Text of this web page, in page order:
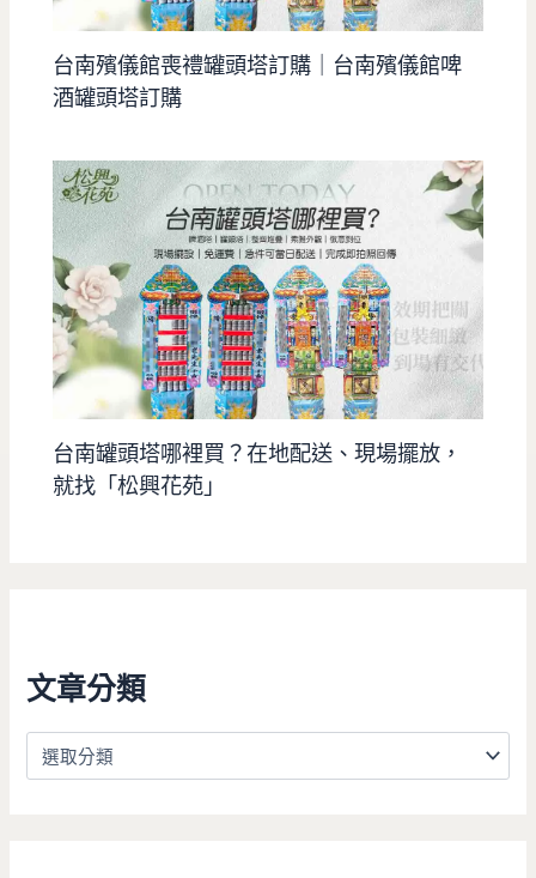
文章分類
台南殯儀館喪禮罐頭塔訂購｜台南殯儀館啤
酒罐頭塔訂購
台南罐頭塔哪裡買？在地配送、現場擺放，
就找「松興花苑」